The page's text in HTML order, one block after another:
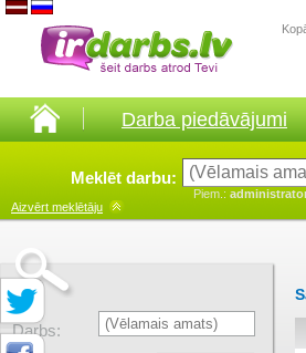
Darba piedāvājumi
Meklēt darbu:
Piem.:
Aizvērt meklētāju
Darbs: